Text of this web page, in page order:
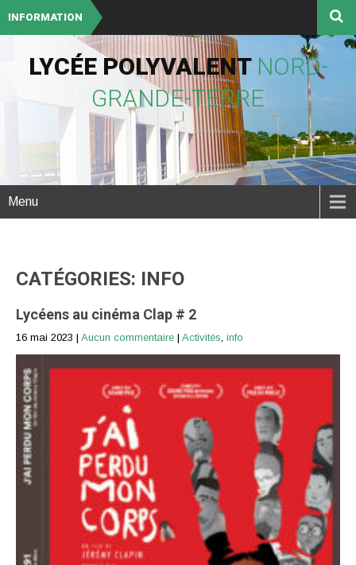
INFORMATION
LYCÉE POLYVALENT NORD-
GRANDE-TERRE
Menu
CATÉGORIES: INFO
Lycéens au cinéma Clap # 2
16 mai 2023 | Aucun commentaire | Activités, info